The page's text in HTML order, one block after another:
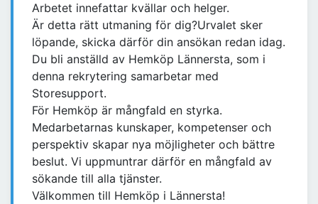
Arbetet innefattar kvällar och helger.
Är detta rätt utmaning för dig?Urvalet sker
löpande, skicka därför din ansökan redan idag.
Du bli anställd av Hemköp Lännersta, som i
denna rekrytering samarbetar med
Storesupport.
För Hemköp är mångfald en styrka.
Medarbetarnas kunskaper, kompetenser och
perspektiv skapar nya möjligheter och bättre
beslut. Vi uppmuntrar därför en mångfald av
sökande till alla tjänster.
Välkommen till Hemköp i Lännersta!